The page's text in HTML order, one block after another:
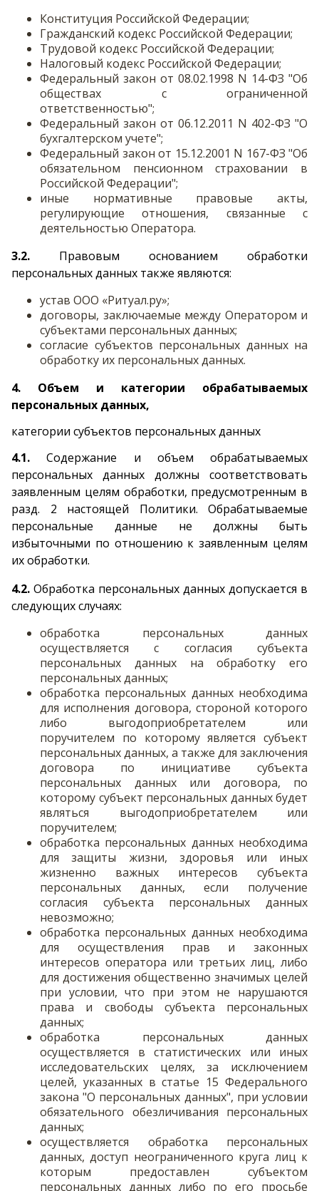
Конституция Российской Федерации;
Гражданский кодекс Российской Федерации;
Трудовой кодекс Российской Федерации;
Налоговый кодекс Российской Федерации;
Федеральный закон от 08.02.1998 N 14-ФЗ "Об
обществах с ограниченной
ответственностью";
Федеральный закон от 06.12.2011 N 402-ФЗ "О
бухгалтерском учете";
Федеральный закон от 15.12.2001 N 167-ФЗ "Об
обязательном пенсионном страховании в
Российской Федерации";
иные нормативные правовые акты,
регулирующие отношения, связанные с
деятельностью Оператора.
3.2. Правовым основанием обработки
персональных данных также являются:
устав ООО «Ритуал.ру»;
договоры, заключаемые между Оператором и
субъектами персональных данных;
согласие субъектов персональных данных на
обработку их персональных данных.
4. Объем и категории обрабатываемых
персональных данных,
категории субъектов персональных данных
4.1.Содержание и объем обрабатываемых
персональных данных должны соответствовать
заявленным целям обработки, предусмотренным в
разд. 2 настоящей Политики. Обрабатываемые
персональные данные не должны быть
избыточными по отношению к заявленным целям
их обработки.
4.2. Обработка персональных данных допускается в
следующих случаях:
обработка персональных данных
осуществляется с согласия субъекта
персональных данных на обработку его
персональных данных;
обработка персональных данных необходима
для исполнения договора, стороной которого
либо выгодоприобретателем или
поручителем по которому является субъект
персональных данных, а также для заключения
договора по инициативе субъекта
персональных данных или договора, по
которому субъект персональных данных будет
являться выгодоприобретателем или
поручителем;
обработка персональных данных необходима
для защиты жизни, здоровья или иных
жизненно важных интересов субъекта
персональных данных, если получение
согласия субъекта персональных данных
невозможно;
обработка персональных данных необходима
для осуществления прав и законных
интересов оператора или третьих лиц, либо
для достижения общественно значимых целей
при условии, что при этом не нарушаются
права и свободы субъекта персональных
данных;
обработка персональных данных
осуществляется в статистических или иных
исследовательских целях, за исключением
целей, указанных в статье 15 Федерального
закона "О персональных данных", при условии
обязательного обезличивания персональных
данных;
осуществляется обработка персональных
данных, доступ неограниченного круга лиц к
которым предоставлен субъектом
персональных данных либо по его просьбе